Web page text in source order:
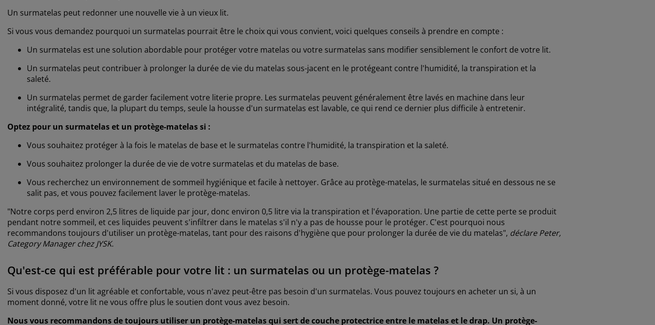
Un surmatelas peut redonner une nouvelle vie à un vieux lit.
Si vous vous demandez pourquoi un surmatelas pourrait être le choix qui vous convient, voici quelques conseils à prendre en compte :
Un surmatelas est une solution abordable pour protéger votre matelas ou votre surmatelas sans modifier sensiblement le confort de votre lit.
Un surmatelas peut contribuer à prolonger la durée de vie du matelas sous-jacent en le protégeant contre l'humidité, la transpiration et la
saleté.
Un surmatelas permet de garder facilement votre literie propre. Les surmatelas peuvent généralement être lavés en machine dans leur
intégralité, tandis que, la plupart du temps, seule la housse d'un surmatelas est lavable, ce qui rend ce dernier plus difficile à entretenir.
Optez pour un surmatelas et un protège-matelas si :
Vous souhaitez protéger à la fois le matelas de base et le surmatelas contre l'humidité, la transpiration et la saleté.
Vous souhaitez prolonger la durée de vie de votre surmatelas et du matelas de base.
Vous recherchez un environnement de sommeil hygiénique et facile à nettoyer. Grâce au protège-matelas, le surmatelas situé en dessous ne se
salit pas, et vous pouvez facilement laver le protège-matelas.
"Notre corps perd environ 2,5 litres de liquide par jour, donc environ 0,5 litre via la transpiration et l'évaporation. Une partie de cette perte se produit
pendant notre sommeil, et ces liquides peuvent s'infiltrer dans le matelas s'il n'y a pas de housse pour le protéger. C'est pourquoi nous
recommandons toujours d'utiliser un protège-matelas, tant pour des raisons d'hygiène que pour prolonger la durée de vie du matelas", déclare Peter,
Category Manager chez JYSK.
Qu'est-ce qui est préférable pour votre lit : un surmatelas ou un protège-matelas ?
Si vous disposez d'un lit agréable et confortable, vous n'avez peut-être pas besoin d'un surmatelas. Vous pouvez toujours en acheter un si, à un
moment donné, votre lit ne vous offre plus le soutien dont vous avez besoin.
Nous vous recommandons de toujours utiliser un protège-matelas qui sert de couche protectrice entre le matelas et le drap. Un protège-